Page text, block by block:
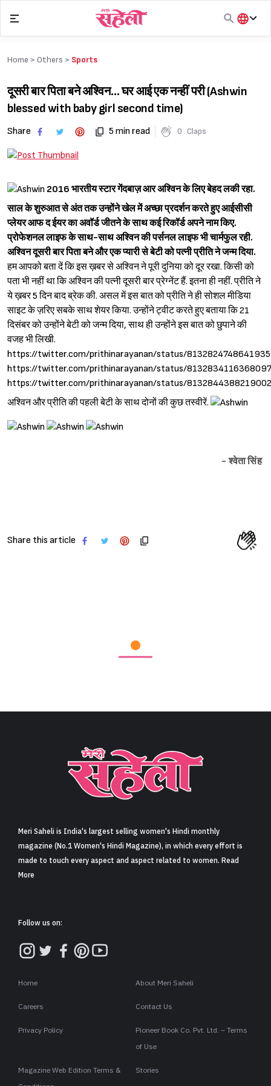
Sign in
content
हिंदी
Home > Others > Sports
दूसरी बार पिता बने अश्‍विन… घर आई एक नन्हीं परी (Ashwin
blessed with baby girl second time)
Share 5 min read 0 Claps
2016 भारतीय स्टार गेंदबाज़ आर अश्‍विन के लिए बेहद लकी रहा.
साल के शुरुआत से अंत तक उन्होंने खेल में अच्छा प्रदर्शन करते हुए आईसीसी
प्लेयर आफ द ईयर का अवॉर्ड जीतने के साथ कई रिकॉर्ड अपने नाम किए.
प्रोफेशनल लाइफ के साथ-साथ अश्‍विन की पर्सनल लाइफ भी चार्मफुल रही.
अश्‍विन दूसरी बार पिता बने और एक प्यारी से बेटी को पत्नी प्रीति ने जन्म दिया.
हम आपको बता दें कि इस ख़बर से अश्‍विन ने पूरी दुनिया को दूर रखा. किसी को
पता भी नहीं था कि अश्‍विन की पत्नी दूसरी बार प्रेग्नेंट हैं. इतना ही नहीं. प्रीति ने
ये ख़बर 5 दिन बाद ब्रेक की. असल में इस बात को प्रीति ने ही सोशल मीडिया
साइट के ज़रिए सबके साथ शेयर किया. उन्होंने ट्वीट करते हुए बताया कि 21
दिसंबर को उन्होंने बेटी को जन्म दिया, साथ ही उन्होंने इस बात को छुपाने की
वजह भी लिखी.
https://twitter.com/prithinarayanan/status/
https://twitter.com/prithinarayanan/status/
https://twitter.com/prithinarayanan/status/
अश्विन और प्रीति की पहली बेटी के साथ दोनों की कुछ तस्वीरें.
- श्वेता सिंह
Share this article
Meri Saheli is India's largest selling women's Hindi monthly
magazine (No.1 Women's Hindi Magazine), in which every effort is
made to touch every aspect and aspect related to women. Read
More
Follow us on:
Home About Meri Saheli
Careers Contact Us
Privacy Policy
Pioneer Book Co. Pvt. Ltd. – Terms
of Use
Magazine Web Edition Terms &
Stories